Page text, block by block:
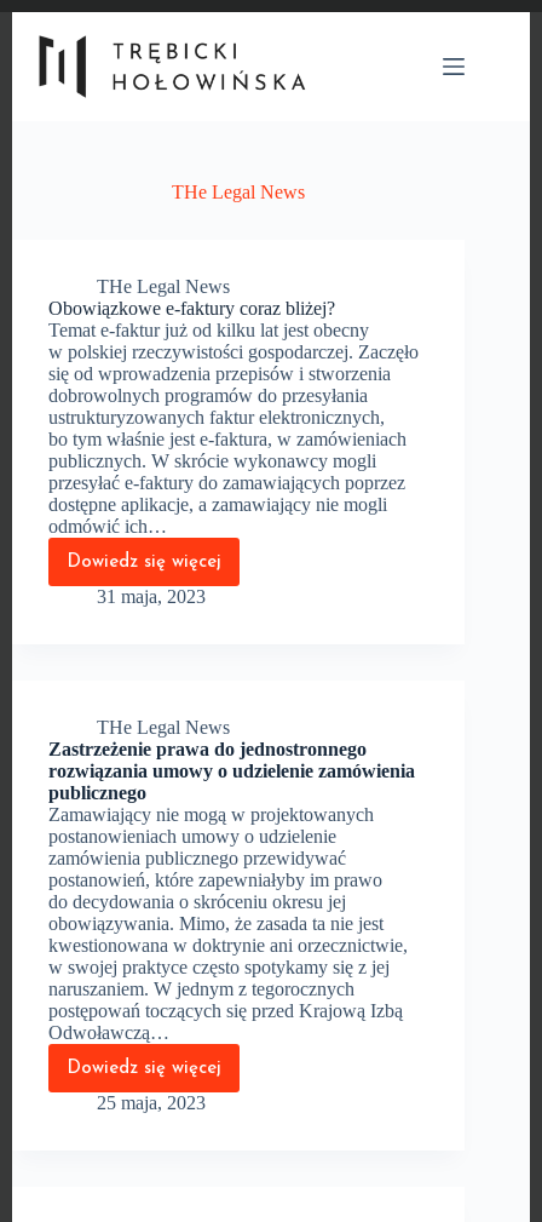
THe Legal News
THe Legal News
Obowiązkowe e-faktury coraz bliżej?
Temat e-faktur już od kilku lat jest obecny
w polskiej rzeczywistości gospodarczej. Zaczęło
się od wprowadzenia przepisów i stworzenia
dobrowolnych programów do przesyłania
ustrukturyzowanych faktur elektronicznych,
bo tym właśnie jest e-faktura, w zamówieniach
publicznych. W skrócie wykonawcy mogli
przesyłać e-faktury do zamawiających poprzez
dostępne aplikacje, a zamawiający nie mogli
odmówić ich…
Dowiedz się więcej
Obowiązkowe
e-
faktury
31 maja, 2023
THe Legal News
Zastrzeżenie prawa do jednostronnego
rozwiązania umowy o udzielenie zamówienia
publicznego
Zamawiający nie mogą w projektowanych
postanowieniach umowy o udzielenie
zamówienia publicznego przewidywać
postanowień, które zapewniałyby im prawo
do decydowania o skróceniu okresu jej
obowiązywania. Mimo, że zasada ta nie jest
kwestionowana w doktrynie ani orzecznictwie,
w swojej praktyce często spotykamy się z jej
naruszaniem. W jednym z tegorocznych
postępowań toczących się przed Krajową Izbą
Odwoławczą…
Dowiedz się więcej
Zastrzeżenie
prawa
do jednostronnego
25 maja, 2023